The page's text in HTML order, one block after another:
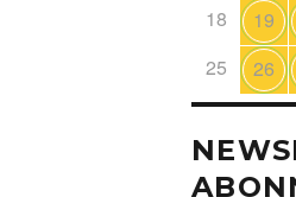
18
19
25
26